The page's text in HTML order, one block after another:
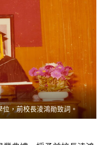
，前校長淩鴻勛致詞。